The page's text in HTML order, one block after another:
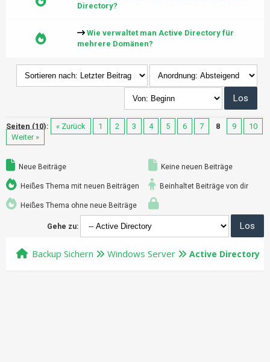
Directory?
Wie verwaltet man Active Directory für
mehrere Domänen?
Seiten (10): « Zurück 1 2 3 4 5 6 7 8 9
10
Weiter »
Neue Beiträge
Heißes Thema mit neuen Beiträgen
Heißes Thema ohne neue Beiträge
Keine neuen Beiträge
Beinhaltet Beiträge von dir
Gehe zu:
Backup Sichern Windows Server Active Directory